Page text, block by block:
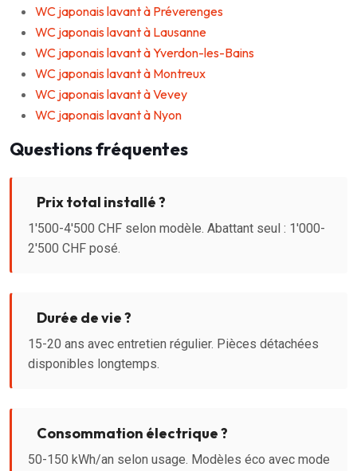
WC japonais lavant à Préverenges
WC japonais lavant à Lausanne
WC japonais lavant à Yverdon-les-Bains
WC japonais lavant à Montreux
WC japonais lavant à Vevey
WC japonais lavant à Nyon
Questions fréquentes
Prix total installé ?
1'500-4'500 CHF selon modèle. Abattant seul : 1'000-
2'500 CHF posé.
Durée de vie ?
15-20 ans avec entretien régulier. Pièces détachées
disponibles longtemps.
Consommation électrique ?
50-150 kWh/an selon usage. Modèles éco avec mode